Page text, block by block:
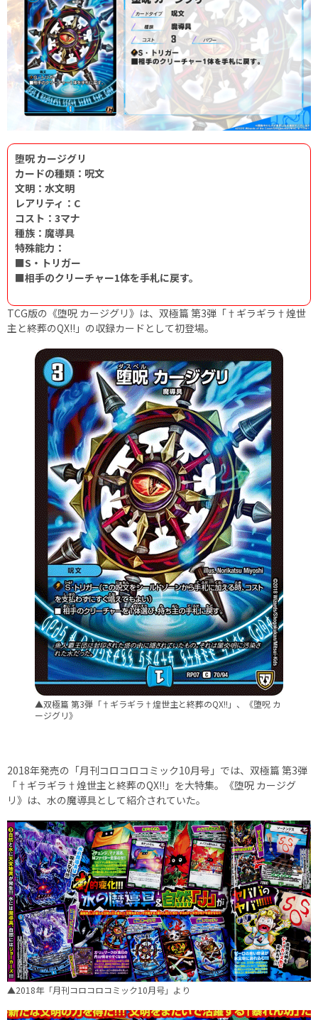
堕呪 カージグリ
カードの種類：呪文
文明：水文明
レアリティ：C
コスト：3マナ
種族：魔導具
特殊能力：
■S・トリガー
■相手のクリーチャー1体を手札に戻す。
TCG版の《堕呪 カージグリ》は、双極篇 第3弾「†ギラギラ†煌世
主と終葬のQX!!」の収録カードとして初登場。
▲双極篇 第3弾「†ギラギラ†煌世主と終葬のQX!!」、《堕呪 カ
ージグリ》
2018年発売の「月刊コロコロコミック10月号」では、双極篇 第3弾
「†ギラギラ†煌世主と終葬のQX!!」を大特集。《堕呪 カージグ
リ》は、水の魔導具として紹介されていた。
▲2018年「月刊コロコロコミック10月号」より